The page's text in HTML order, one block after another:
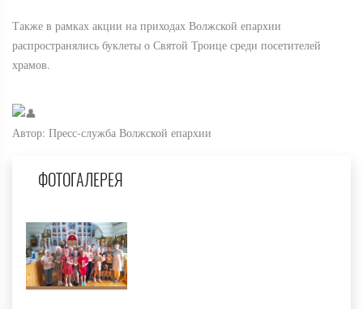
Также в рамках акции на приходах Волжской епархии
распространялись буклеты о Святой Троице среди посетителей
храмов.
Автор: Пресс-служба Волжской епархии
ФОТОГАЛЕРЕЯ